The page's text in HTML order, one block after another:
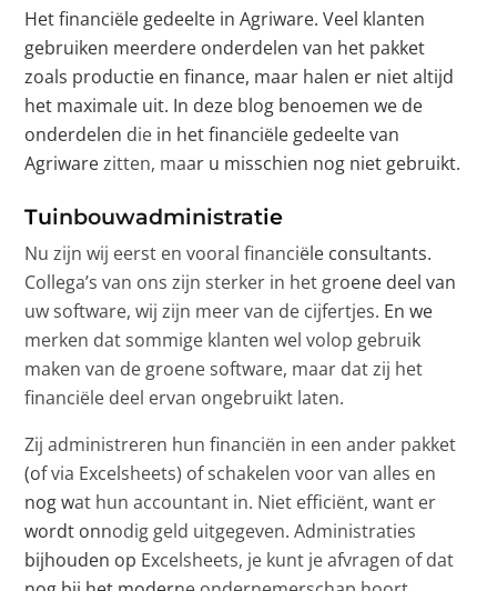
Het financiële gedeelte in Agriware. Veel klanten
gebruiken meerdere onderdelen van het pakket
zoals productie en finance, maar halen er niet altijd
het maximale uit. In deze blog benoemen we de
onderdelen die in het financiële gedeelte van
Agriware zitten, maar u misschien nog niet gebruikt.
Tuinbouwadministratie
Nu zijn wij eerst en vooral financiële consultants.
Collega’s van ons zijn sterker in het groene deel van
uw software, wij zijn meer van de cijfertjes. En we
merken dat sommige klanten wel volop gebruik
maken van de groene software, maar dat zij het
financiële deel ervan ongebruikt laten.
Zij administreren hun financiën in een ander pakket
(of via Excelsheets) of schakelen voor van alles en
nog wat hun accountant in. Niet efficiënt, want er
wordt onnodig geld uitgegeven. Administraties
bijhouden op Excelsheets, je kunt je afvragen of dat